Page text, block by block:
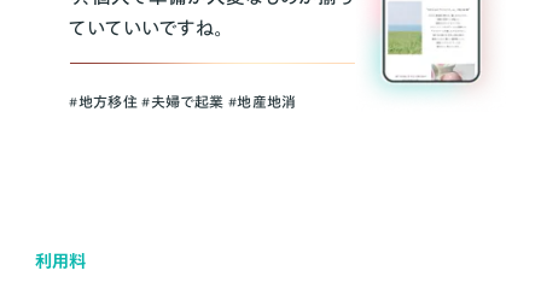
ていていいですね。
#地方移住 #夫婦で起業 #地産地消
利用料